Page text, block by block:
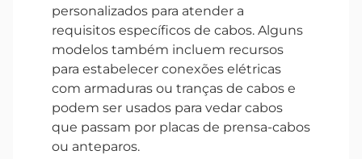
personalizados para atender a
requisitos específicos de cabos. Alguns
modelos também incluem recursos
para estabelecer conexões elétricas
com armaduras ou tranças de cabos e
podem ser usados para vedar cabos
que passam por placas de prensa-cabos
ou anteparos.